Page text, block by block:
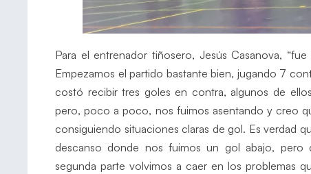
Para el entrenador tiñosero, Jesús Casanova,
Empezamos el partido bastante bien, jugando 7
costó recibir tres goles en contra, algunos de
pero, poco a poco, nos fuimos asentando y creo
consiguiendo situaciones claras de gol. Es verdad
descanso donde nos fuimos un gol abajo, pero
segunda parte volvimos a caer en los problemas